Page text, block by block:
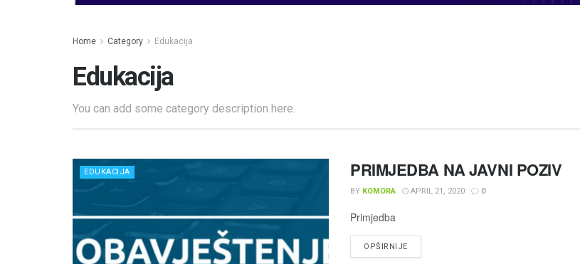
Home Category Edukacija
Edukacija
You can add some category description here.
EDUKACIJA PRIMJEDBA NA JAVNI POZIV
BY KOMORA APRIL 21, 2020 0
Primjedba
OPŠIRNIJE